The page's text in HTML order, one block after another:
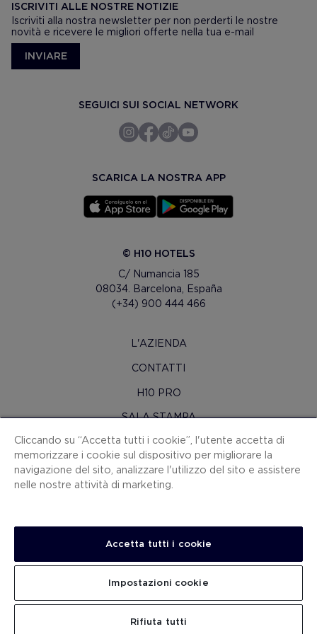
CERCA
ISCRIVITI ALLE NOSTRE NOTIZIE
Iscriviti alla nostra newsletter per non perderti le nostre
novità e ricevere le migliori offerte nella tua e-mail
INVIARE
SEGUICI SUI SOCIAL NETWORK
SCARICA LA NOSTRA APP
© H10 HOTELS
C/ Numancia 185
08034. Barcelona, España
(+34) 900 444 466
L'AZIENDA
CONTATTI
H10 PRO
SALA STAMPA
MAPPA SITO
CONDIZIONI CONTRATTO
COOKIES
NOTA LEGALE
CANALE PER LE SEGNALAZIONI
LAVORA CON NOI
. .
Cliccando su “Accetta tutti i cookie”, l'utente accetta di
memorizzare i cookie sul dispositivo per migliorare la
navigazione del sito, analizzare l'utilizzo del sito e assistere
nelle nostre attività di marketing.
Accetta tutti i cookie
Rifiuta tutti
Impostazioni cookie